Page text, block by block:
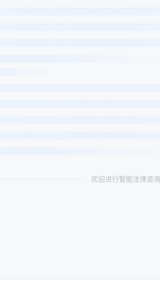
欢迎进行智能法律咨询